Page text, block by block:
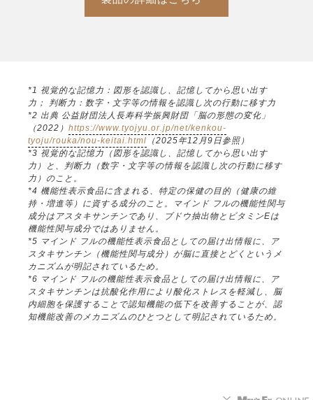
*1 視覚的な記憶力：図形を認識し、記憶してから思い出す
力； 判断力：数字・文字等の情報を認識し次の行動に移す力
*2 出典 公益財団法人長寿科学振興財団「脳の形態の変化」
（2022） https://www.tyojyu.or.jp/net/kenkou-
tyoju/rouka/nou-keitai.html （2025年12月9日参照）
*3 視覚的な記憶力（図形を認識し、記憶してから思い出す
力）と、判断力（数字・文字等の情報を認識し次の行動に移す
力）のこと。
*4 機能性表示食品に含まれる、特定の保健の目的（健康の維
持・増進等）に資する成分のこと。マインド フルの機能性関与
成分はアスタキサンチンであり、ブドウ抽出物とビタミンEは
機能性関与成分ではありません。
*5 マインド フルの機能性表示食品としての届け出情報に、ア
スタキサンチン（機能性関与成分）が脳に直接とどくというメ
カニズムが明記されているため。
*6 マインド フルの機能性表示食品としての届け出情報に、ア
スタキサンチンは抗酸化作用により酸化ストレスを軽減し、脳
内細胞を保護することで認知機能の低下を改善することが、認
知機能改善のメカニズムのひとつとして明記されているため。